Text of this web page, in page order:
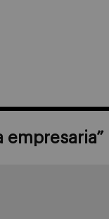
empresaria”